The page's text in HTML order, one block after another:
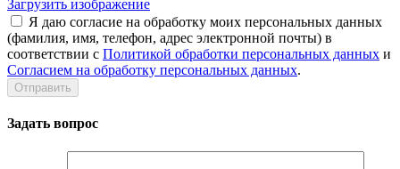
Загрузить изображение
Я даю согласие на обработку моих персональных данных
(фамилия, имя, телефон, адрес электронной почты) в
соответствии с Политикой обработки персональных данных и
Согласием на обработку персональных данных.
Задать вопрос